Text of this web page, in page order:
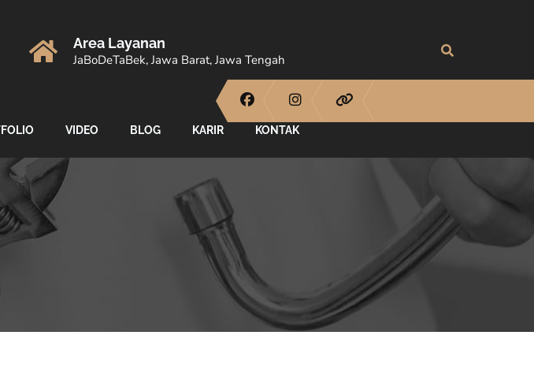
Area Layanan
JaBoDeTaBek, Jawa Barat, Jawa Tengah
VIDEO BLOG KARIR KONTAK